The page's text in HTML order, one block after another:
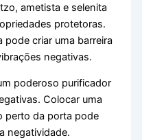
ametista e selenita
protetoras.
criar uma barreira
negativas.
poderoso purificador
Colocar uma
perto da porta pode
negatividade.